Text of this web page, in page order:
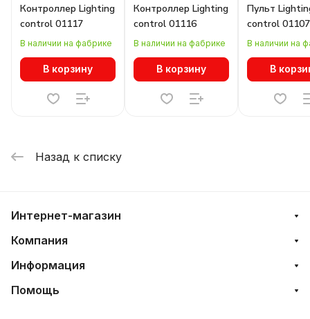
Контроллер Lighting
control 01117
В наличии на фабрике
В корзину
Контроллер Lighting
control 01116
В наличии на фабрике
В корзину
Пульт
control 01107
В наличии на
В
Назад к списку
Интернет-магазин
Компания
Информация
Помощь